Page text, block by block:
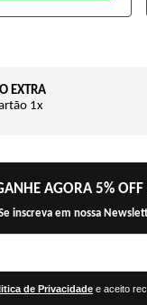
EXTRA
1x
AGORA 5%
inscreva em nossa
de Privacidade e aceito